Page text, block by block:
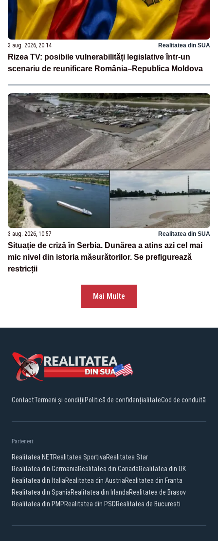
3 aug. 2026, 20:14 Realitatea din SUA
Rizea TV: posibile vulnerabilități legislative într-un
scenariu de reunificare România–Republica Moldova
3 aug. 2026, 10:57 Realitatea din SUA
Situație de criză în Serbia. Dunărea a atins azi cel mai
mic nivel din istoria măsurătorilor. Se prefigurează
restricții
Mai Multe
ContactTermeni și condițiiPolitică de confidențialitateCod de conduită
Parteneri:
Realitatea.NETRealitatea SportivaRealitatea Star
Realitatea din GermaniaRealitatea din CanadaRealitatea din UK
Realitatea din ItaliaRealitatea din AustriaRealitatea din Franta
Realitatea din SpaniaRealitatea din IrlandaRealitatea de Brasov
Realitatea din PMPRealitatea din PSDRealitatea de Bucuresti